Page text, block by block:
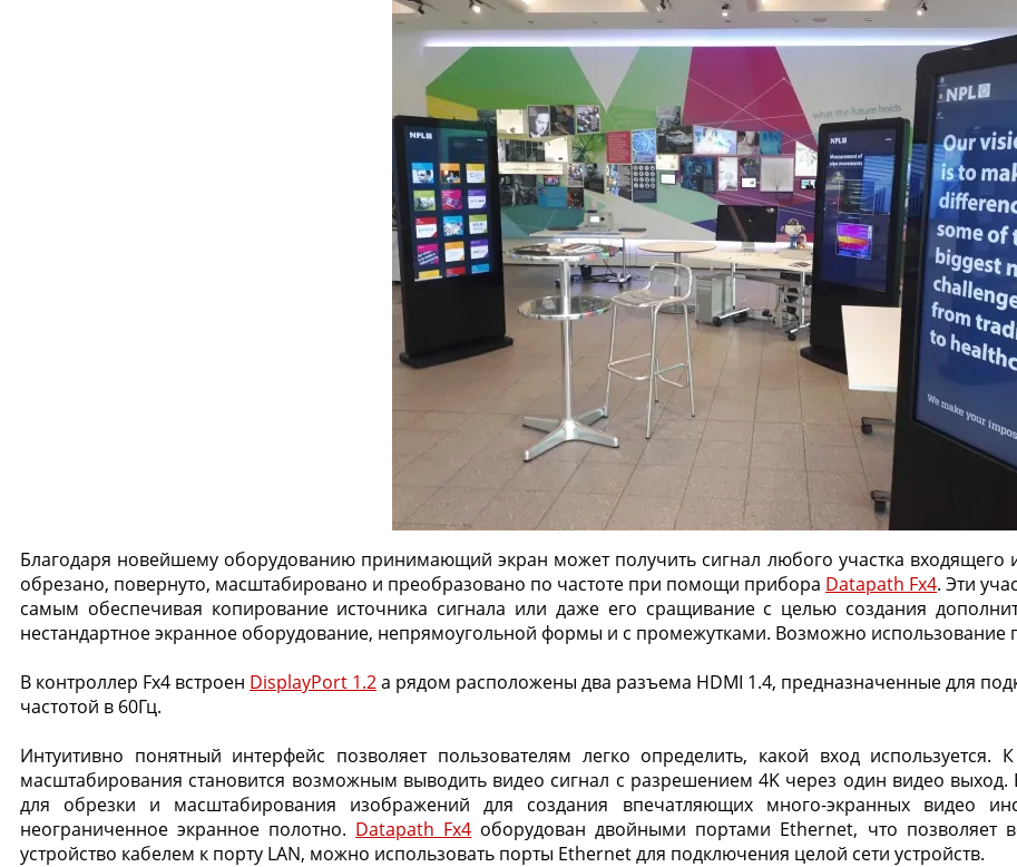
Благодаря новейшему оборудованию принимающий экран может получить сигнал любого участка
обрезано, повернуто, масштабировано и преобразовано по частоте при помощи прибора Datapath Fx4. Эти
самым обеспечивая копирование источника сигнала или даже его сращивание с целью создания
нестандартное экранное оборудование, непрямоугольной формы и с промежутками. Возможно использование
В контроллер Fx4 встроен DisplayPort 1.2а рядом расположены два разъема HDMI 1.4, предназначенные для
частотой в 60Гц.
Интуитивно понятный интерфейс позволяет пользователям легко определить, какой вход используется.
масштабирования становится возможным выводить видео сигнал с разрешением 4K через один видео выход.
для обрезки и масштабирования изображений для создания впечатляющих много-экранных видео
неограниченное экранное полотно. Datapath Fx4 оборудован двойными портами Ethernet, что позволяет
устройство кабелем к порту LAN, можно использовать порты Ethernet для подключения целой сети устройств.